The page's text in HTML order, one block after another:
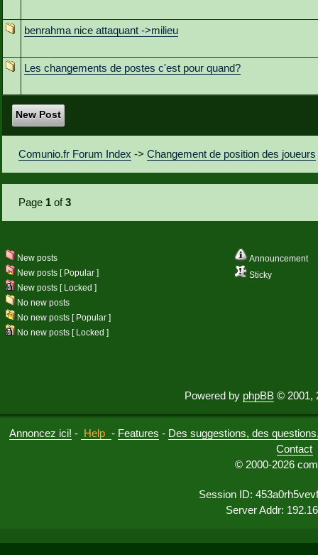
benrahma nice attaquant ->milieu
Les changements de postes c'est pour quand?
New Post
Comunio.fr Forum Index ->Changement de position des joueurs
Page 1 of3
Announcement
Sticky
New posts
New posts [ Popular ]
New posts [ Locked ]
No new posts
No new posts [ Popular ]
No new posts [ Locked ]
Powered by phpBB © 2001,
Annoncez ici! - Help - Features - Des suggestions, des
Contact
© 2000-2026
Session ID:
Server Addr: